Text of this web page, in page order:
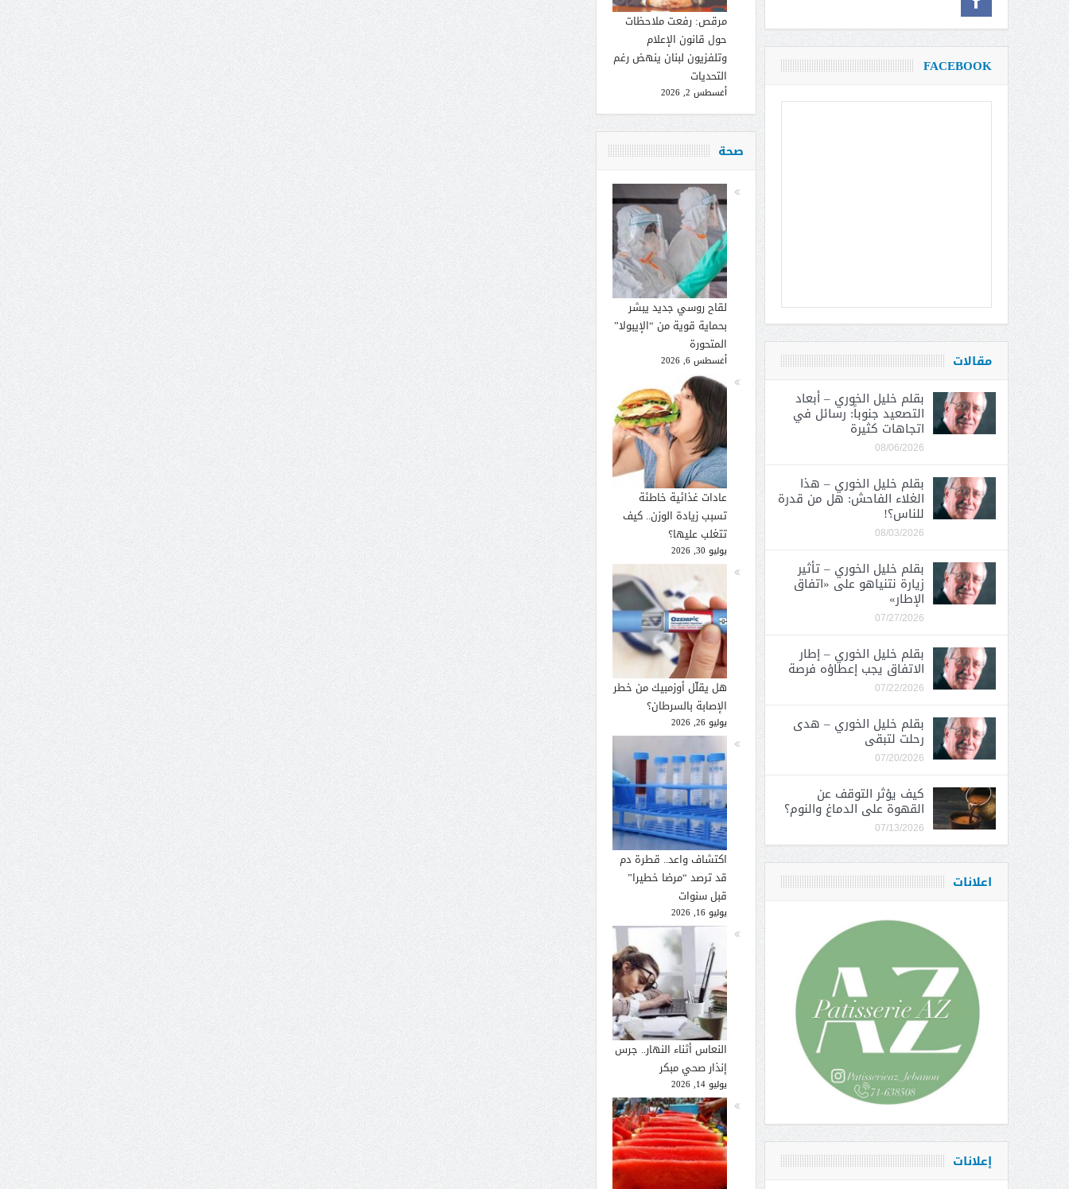
مرقص: رفعت ملاحظات
حول قانون الإعلام
وتلفزيون لبنان ينهض رغم
التحديات
أغسطس 2, 2026
صحة
لقاح روسي جديد يبشر
بحماية قوية من “الإيبولا”
المتحورة
أغسطس 6, 2026
عادات غذائية خاطئة
تسبب زيادة الوزن.. كيف
تتغلب عليها؟
يوليو 30, 2026
هل يقلّل أوزمبيك من خطر
الإصابة بالسرطان؟
يوليو 26, 2026
اكتشاف واعد.. قطرة دم
قد ترصد “مرضا خطيرا”
قبل سنوات
يوليو 16, 2026
النعاس أثناء النهار.. جرس
إنذار صحي مبكر
يوليو 14, 2026
FACEBOOK
مقالات
بقلم خليل الخوري – أبعاد
التصعيد جنوباً: رسائل في
اتجاهات كثيرة
08/06/2026
بقلم خليل الخوري – هذا
الغلاء الفاحش: هل من قدرة
للناس؟!
08/03/2026
بقلم خليل الخوري – تأثير
زيارة نتنياهو على «اتفاق
الإطار»
07/27/2026
بقلم خليل الخوري – إطار
الاتفاق يجب إعطاؤه فرصة
07/22/2026
بقلم خليل الخوري – هدى
رحلت لتبقى
07/20/2026
كيف يؤثر التوقف عن
القهوة على الدماغ والنوم؟
07/13/2026
اعلانات
إعلانات